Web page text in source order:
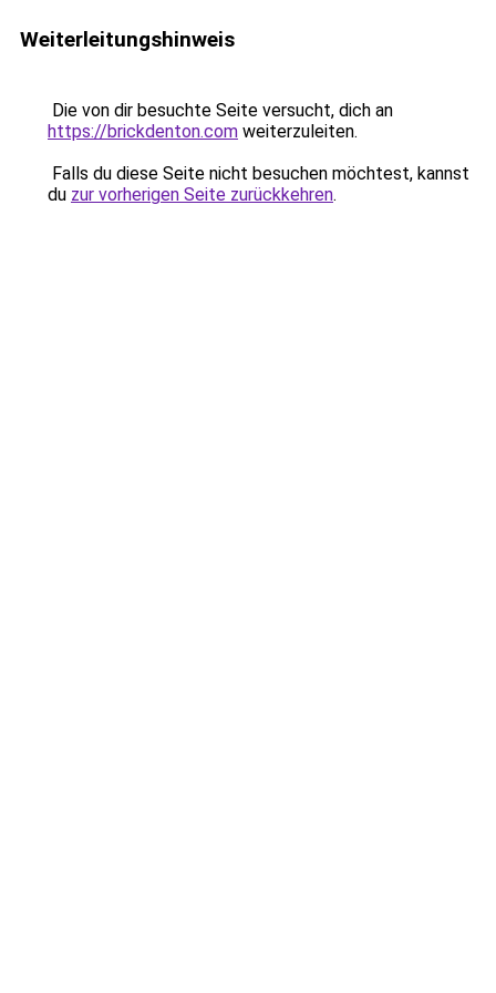
Weiterleitungshinweis
Die von dir besuchte Seite versucht, dich an
https://brickdenton.com weiterzuleiten.
Falls du diese Seite nicht besuchen möchtest, kannst
du zur vorherigen Seite zurückkehren.